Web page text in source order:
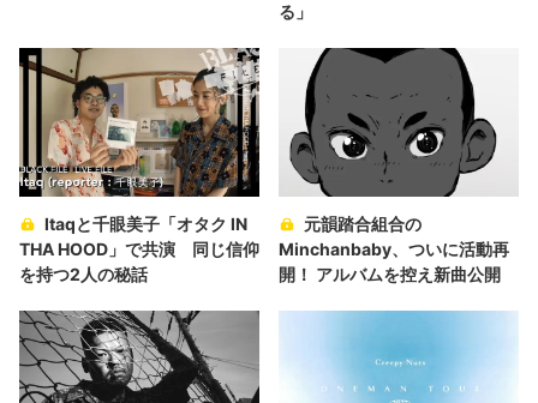
る」
Itaqと千眼美子「オタク IN
THA HOOD」で共演 同じ信仰
を持つ2人の秘話
元韻踏合組合の
Minchanbaby、ついに活動再
開！ アルバムを控え新曲公開